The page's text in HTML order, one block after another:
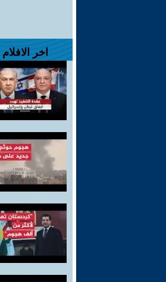
اخر الافلام